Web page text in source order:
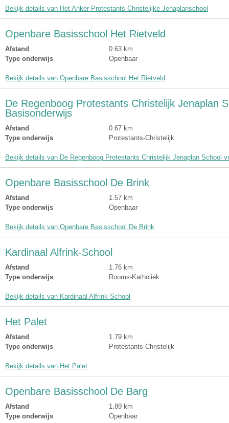
Bekijk details van Het Anker Protestants Christelijke Jenaplanschool
Openbare Basisschool Het Rietveld
Afstand
0.63 km
Type onderwijs
Openbaar
Bekijk details van Openbare Basisschool Het Rietveld
De Regenboog Protestants Christelijk Jenaplan
Basisonderwijs
Afstand
0.67 km
Type onderwijs
Protestants-Christelijk
Bekijk details van De Regenboog Protestants Christelijk Jenaplan School
Openbare Basisschool De Brink
Afstand
1.57 km
Type onderwijs
Openbaar
Bekijk details van Openbare Basisschool De Brink
Kardinaal Alfrink-School
Afstand
1.76 km
Type onderwijs
Rooms-Katholiek
Bekijk details van Kardinaal Alfrink-School
Het Palet
Afstand
1.79 km
Type onderwijs
Protestants-Christelijk
Bekijk details van Het Palet
Openbare Basisschool De Barg
Afstand
1.89 km
Type onderwijs
Openbaar